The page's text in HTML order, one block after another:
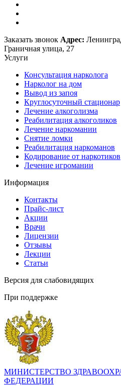
Заказать звонок Адрес:
Граничная улица, 27
Услуги
Консультация нарколога
Нарколог на дом
Вывод из запоя
Круглосуточный стационар
Лечение алкоголизма
Реабилитация алкоголиков
Лечение наркомании
Снятие ломки
Реабилитация наркоманов
Кодирование от наркотиков
Лечение игромании
Информация
Контакты
Прайс-лист
Акции
Врачи
Лицензии
Отзывы
Лекции
Статьи
Версия для слабовидящих
При поддержке
МИНИСТЕРСТВО
ФЕДЕРАЦИИ